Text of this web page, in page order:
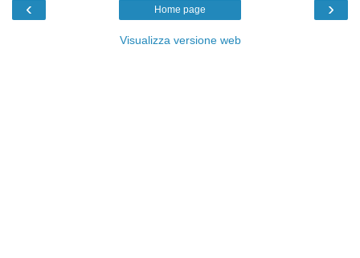
‹ ›
Home page
Visualizza versione web